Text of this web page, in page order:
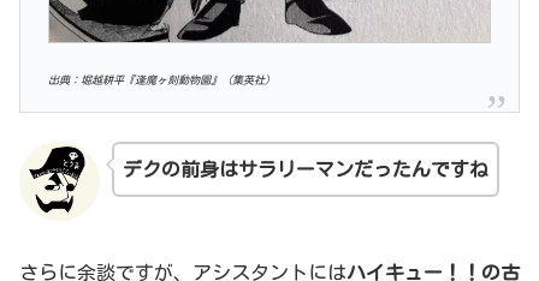
出典：堀越耕平『逢魔ヶ刻動物園』（集英社）
デクの前身はサラリーマンだったんですね
さらに余談ですが、アシスタントにはハイキュー！！の古